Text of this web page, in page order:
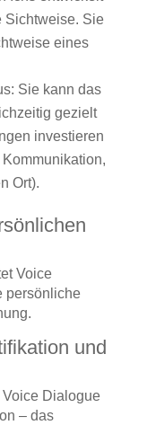
Sichtweise. Sie
eines
Sie kann das
gezielt
investieren
Ort).
Voice
persönliche
und
Dialogue
– das